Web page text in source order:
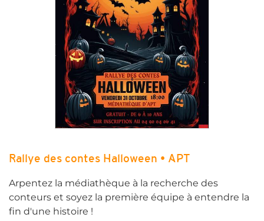
Rallye des contes Halloween • APT
Arpentez la médiathèque à la recherche des
conteurs et soyez la première équipe à entendre la
fin d'une histoire !